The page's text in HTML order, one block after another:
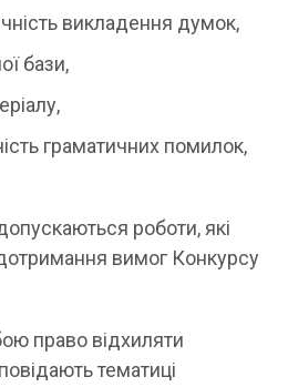
викладення думок,
бази,
граматичних помилок,
роботи, які
дотримання вимог Конкурсу
право відхиляти
тематиці